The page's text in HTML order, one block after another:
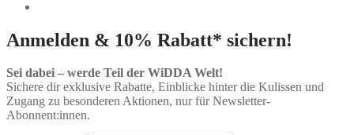
Anmelden & 10% Rabatt* sichern!
Sei dabei – werde Teil der WiDDA Welt!
Sichere dir exklusive Rabatte, Einblicke hinter die Kulissen und
Zugang zu besonderen Aktionen, nur für Newsletter-
Abonnent:innen.